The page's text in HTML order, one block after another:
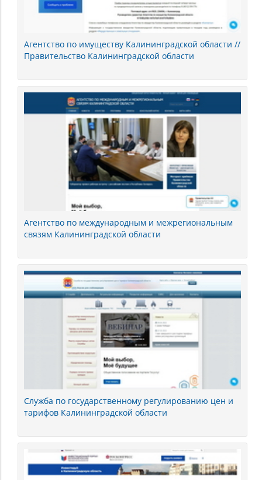
Агентство по имуществу Калининградской области //
Правительство Калининградской области
Агентство по международным и межрегиональным
связям Калининградской области
Служба по государственному регулированию цен и
тарифов Калининградской области